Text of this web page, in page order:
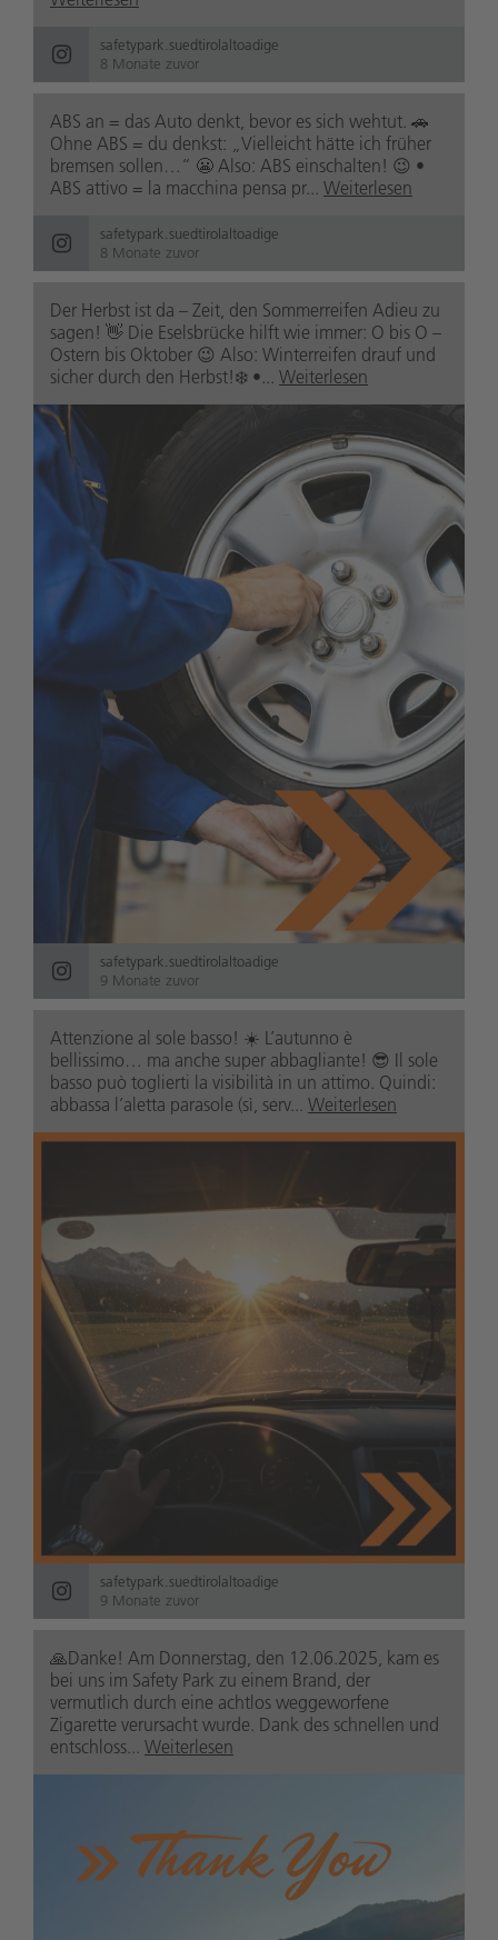
safetypark.suedtirolaltoadige
8 Monate zuvor
ABS an = das Auto denkt, bevor es sich wehtut. 🚗
Ohne ABS = du denkst: „Vielleicht hätte ich früher
bremsen sollen…“ 😬 Also: ABS einschalten! 😉 •
ABS attivo = la macchina pensa pr... Weiterlesen
safetypark.suedtirolaltoadige
8 Monate zuvor
Der Herbst ist da – Zeit, den Sommerreifen Adieu zu
sagen! 👋 Die Eselsbrücke hilft wie immer: O bis O –
Ostern bis Oktober 😉 Also: Winterreifen drauf und
sicher durch den Herbst!❄️ •... Weiterlesen
safetypark.suedtirolaltoadige
9 Monate zuvor
Attenzione al sole basso! ☀️ L’autunno è
bellissimo… ma anche super abbagliante! 😎 Il sole
basso può toglierti la visibilità in un attimo. Quindi:
abbassa l’aletta parasole (sì, serv... Weiterlesen
safetypark.suedtirolaltoadige
9 Monate zuvor
🙏Danke! Am Donnerstag, den 12.06.2025, kam es
bei uns im Safety Park zu einem Brand, der
vermutlich durch eine achtlos weggeworfene
Zigarette verursacht wurde. Dank des schnellen und
entschloss... Weiterlesen